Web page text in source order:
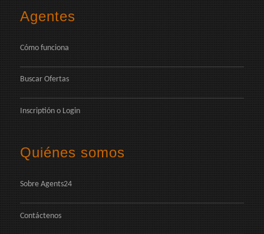
Agentes
Cómo funciona
Buscar Ofertas
Inscriptión o Login
Quiénes somos
Sobre Agents24
Contáctenos